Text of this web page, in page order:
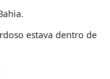
estava dentro de